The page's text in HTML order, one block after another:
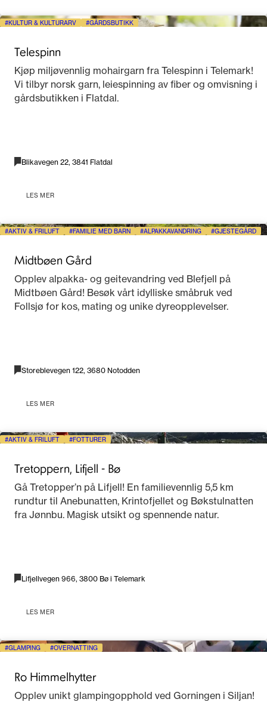
KULTUR & KULTURARV GÅRDSBUTIKK
Telespinn
Kjøp miljøvennlig mohairgarn fra Telespinn i Telemark!
Vi tilbyr norsk garn, leiespinning av fiber og omvisning i
gårdsbutikken i Flatdal.
Blikavegen 22, 3841 Flatdal
LES MER
AKTIV & FRILUFT FAMILIE MED BARN ALPAKKAVANDRING GJESTEGÅRD
Midtbøen Gård
Opplev alpakka- og geitevandring ved Blefjell på
Midtbøen Gård! Besøk vårt idylliske småbruk ved
Follsjø for kos, mating og unike dyreopplevelser.
Storeblevegen 122, 3680 Notodden
LES MER
AKTIV & FRILUFT FOTTURER
Tretoppern, Lifjell - Bø
Gå Tretopper’n på Lifjell! En familievennlig 5,5 km
rundtur til Anebunatten, Krintofjellet og Bøkstulnatten
fra Jønnbu. Magisk utsikt og spennende natur.
Lifjellvegen 966, 3800 Bø i Telemark
LES MER
GLAMPING OVERNATTING
Ro Himmelhytter
Opplev unikt glampingopphold ved Gorningen i Siljan!